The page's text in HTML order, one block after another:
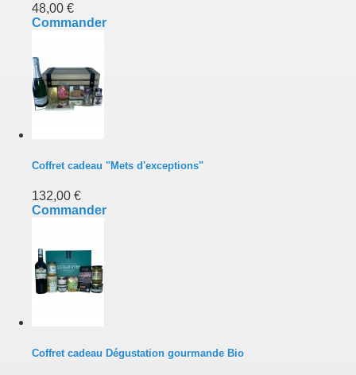
48,00 €
Commander
Coffret cadeau "Mets d'exceptions"
132,00 €
Commander
Coffret cadeau Dégustation gourmande Bio